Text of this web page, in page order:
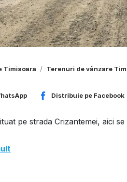
Timisoara Terenuri de vânzare
Distribuie pe Facebook
pe strada Crizantemei, aici